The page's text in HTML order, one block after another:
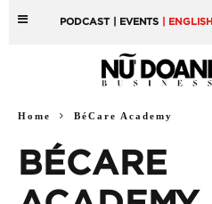
PODCAST | EVENTS | ENGLISH
Home BéCare Academy
BÉCARE